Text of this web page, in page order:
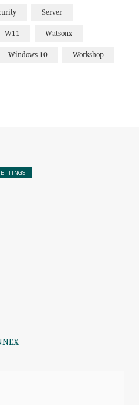
Server
W11 Watsonx
Windows 10 Workshop